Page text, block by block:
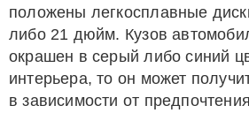
положены легкосплавные
либо 21 дюйм. Кузов
окрашен в серый либо синий
интерьера, то он может
в зависимости от